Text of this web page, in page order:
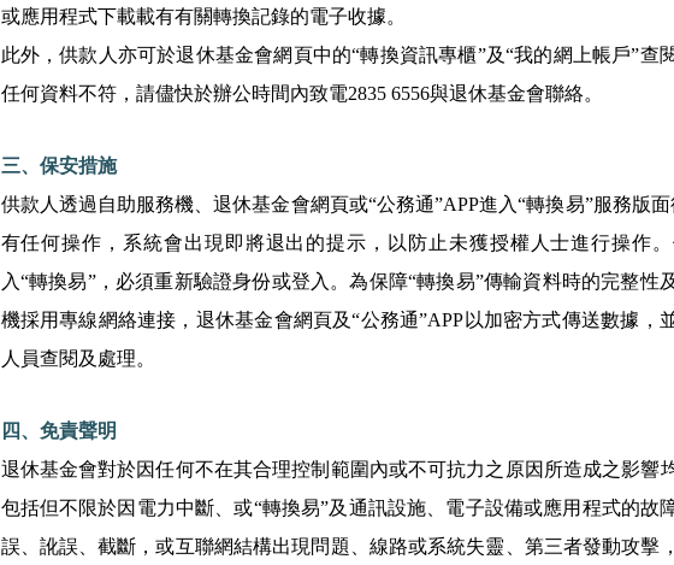
或應用程式下載載有有關轉換記錄的電子收據。
此外，供款人亦可於退休基金會網頁中的“轉換資訊專櫃”及“我的網上帳戶”查
任何資料不符，請儘快於辦公時間內致電2835 6556與退休基金會聯絡。
三、保安措施
供款人透過自助服務機、退休基金會網頁或“公務通”APP進入“轉換易”服務版
有任何操作，系統會出現即將退出的提示，以防止未獲授權人士進行操作
入“轉換易”，必須重新驗證身份或登入。為保障“轉換易”傳輸資料時的完整性
機採用專線網絡連接，退休基金會網頁及“公務通”APP以加密方式傳送數據，
人員查閱及處理。
四、免責聲明
退休基金會對於因任何不在其合理控制範圍內或不可抗力之原因所造成之影響
包括但不限於因電力中斷、或“轉換易”及通訊設施、電子設備或應用程式的故
誤、訛誤、截斷，或互聯網結構出現問題、線路或系統失靈、第三者發動攻擊